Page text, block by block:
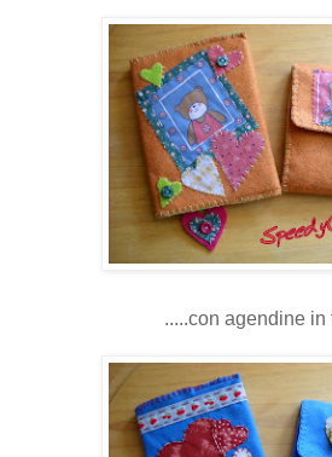
.....con agendine in